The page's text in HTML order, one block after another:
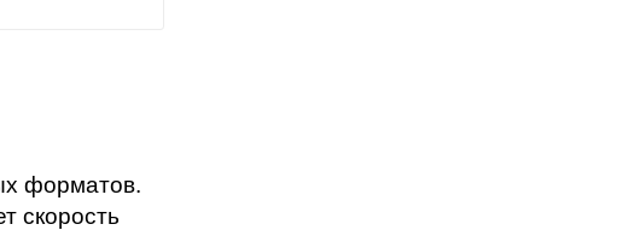
форматов.
скорость